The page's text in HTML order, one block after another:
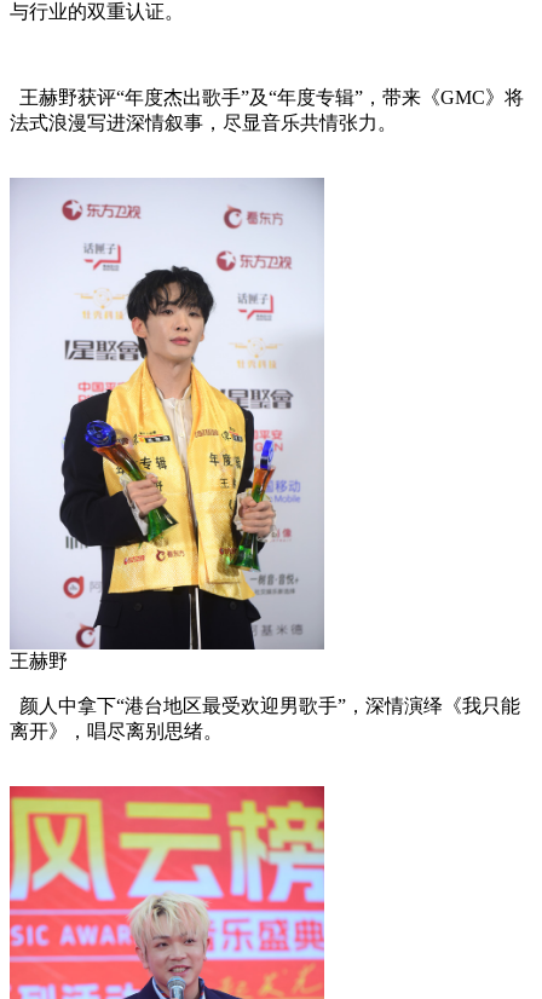
与行业的双重认证。
王赫野获评“年度杰出歌手”及“年度专辑”，带来《GMC》将
法式浪漫写进深情叙事，尽显音乐共情张力。
王赫野
颜人中拿下“港台地区最受欢迎男歌手”，深情演绎《我只能
离开》，唱尽离别思绪。